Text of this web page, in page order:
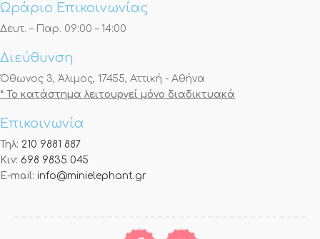
Ωράριο Επικοινωνίας
Δευτ. – Παρ. 09:00 – 14:00
Διεύθυνση
Όθωνος 3, Άλιμος, 17455, Αττική - Αθήνα
* Το κατάστημα λειτουργεί μόνο διαδικτυακά
Επικοινωνία
Τηλ: 210 9881 887
Κιν: 698 9835 045
E-mail: info@minielephant.gr